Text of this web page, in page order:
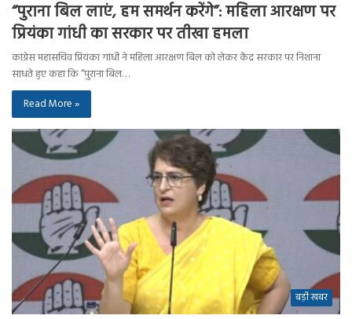
“पुराना बिल लाएं, हम समर्थन करेंगे”: महिला आरक्षण पर
प्रियंका गांधी का सरकार पर तीखा हमला
कांग्रेस महासचिव प्रियंका गांधी ने महिला आरक्षण बिल को लेकर केंद्र सरकार पर निशाना
साधते हुए कहा कि “पुराना बिल…
Read More »
बड़ी खबर